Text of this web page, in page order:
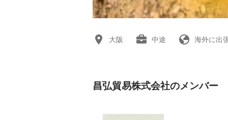
大阪 中途 海外に出
昌弘貿易株式会社のメンバー